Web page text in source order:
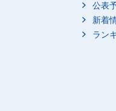
公表
新着
ラン